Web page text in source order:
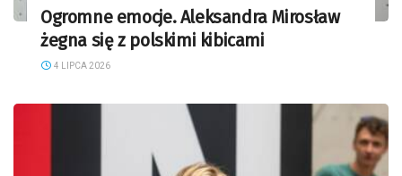
Ogromne emocje. Aleksandra Mirosław
żegna się z polskimi kibicami
4 LIPCA 2026